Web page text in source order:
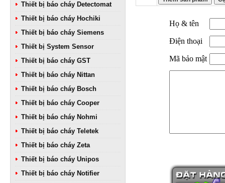
Thiết bị báo cháy Detectomat
Thiết bị báo cháy Hochiki
Thiết bị báo cháy Siemens
Thiết bị System Sensor
Thiết bị báo cháy GST
Thiết bị báo cháy Nittan
Thiết bị báo cháy Bosch
Thiết bị báo cháy Cooper
Thiết bị báo cháy Nohmi
Thiết bị báo cháy Teletek
Thiết bị báo cháy Zeta
Thiết bị báo cháy Unipos
Thiết bị báo cháy Notifier
Họ & tên
Điện thoại
Mã bảo mật